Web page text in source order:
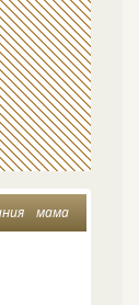
мама